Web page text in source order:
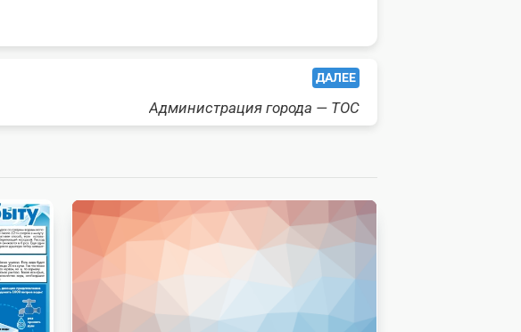
ДАЛЕЕ
Администрация города — ТОС